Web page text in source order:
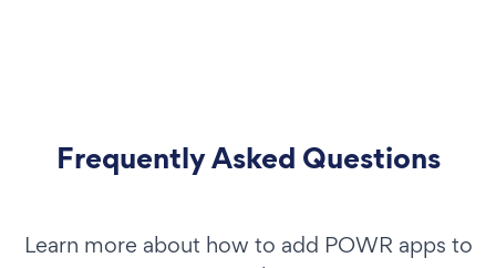
Frequently Asked Questions
Learn more about how to add POWR apps to